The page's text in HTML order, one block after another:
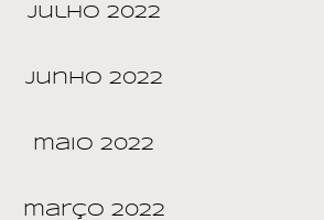
julho 2022
junho 2022
maio 2022
março 2022